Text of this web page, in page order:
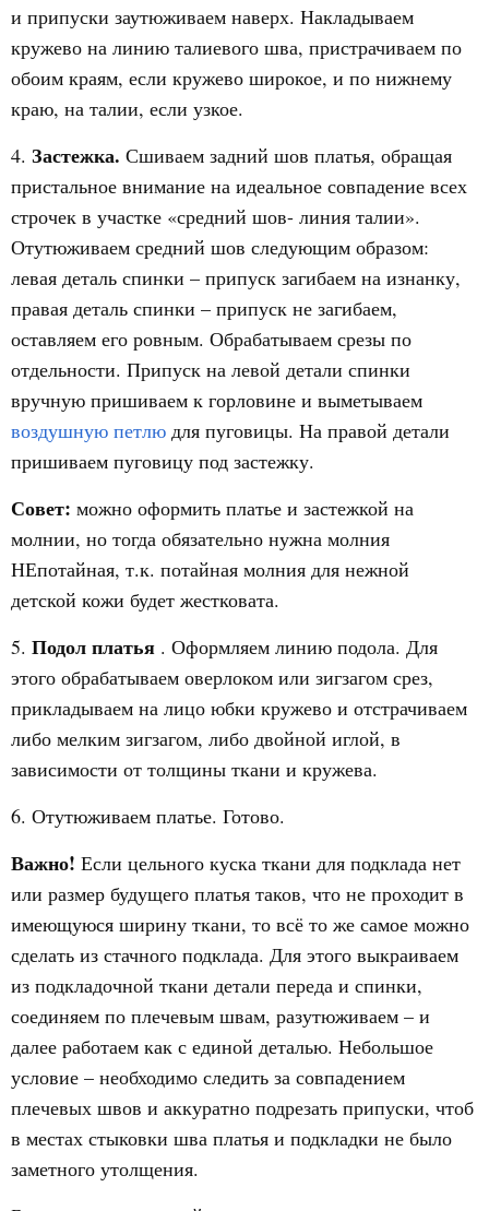
и припуски заутюживаем наверх. Накладываем
кружево на линию талиевого шва, пристрачиваем по
обоим краям, если кружево широкое, и по нижнему
краю, на талии, если узкое.
4. Застежка. Сшиваем задний шов платья, обращая
пристальное внимание на идеальное совпадение всех
строчек в участке «средний шов- линия талии».
Отутюживаем средний шов следующим образом:
левая деталь спинки – припуск загибаем на изнанку,
правая деталь спинки – припуск не загибаем,
оставляем его ровным. Обрабатываем срезы по
отдельности. Припуск на левой детали спинки
вручную пришиваем к горловине и выметываем
воздушную петлю для пуговицы. На правой детали
пришиваем пуговицу под застежку.
Совет: можно оформить платье и застежкой на
молнии, но тогда обязательно нужна молния
НЕпотайная, т.к. потайная молния для нежной
детской кожи будет жестковата.
5. Подол платья . Оформляем линию подола. Для
этого обрабатываем оверлоком или зигзагом срез,
прикладываем на лицо юбки кружево и отстрачиваем
либо мелким зигзагом, либо двойной иглой, в
зависимости от толщины ткани и кружева.
6. Отутюживаем платье. Готово.
Важно! Если цельного куска ткани для подклада нет
или размер будущего платья таков, что не проходит в
имеющуюся ширину ткани, то всё то же самое можно
сделать из стачного подклада. Для этого выкраиваем
из подкладочной ткани детали переда и спинки,
соединяем по плечевым швам, разутюживаем – и
далее работаем как с единой деталью. Небольшое
условие – необходимо следить за совпадением
плечевых швов и аккуратно подрезать припуски, чтоб
в местах стыковки шва платья и подкладки не было
заметного утолщения.